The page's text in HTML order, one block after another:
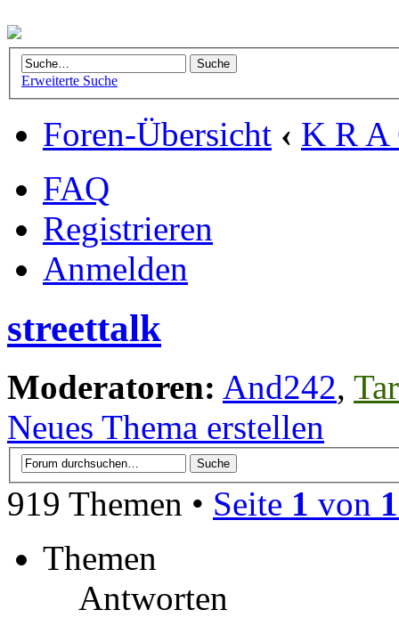
Erweiterte Suche
Foren-Übersicht ‹ K R A
FAQ
Registrieren
Anmelden
streettalk
Moderatoren: And242,
Neues Thema erstellen
919 Themen • Seite 1 von
Themen
Antworten